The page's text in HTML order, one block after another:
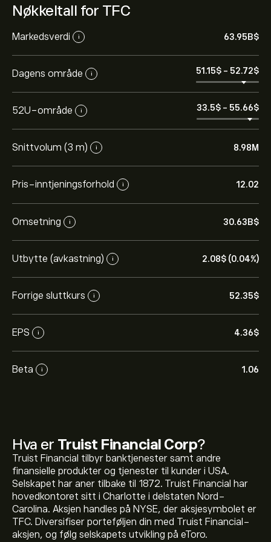
Nøkkeltall for TFC
Markedsverdi i 63.95B‎$‎
Dagens område i 51.15‎$‎ - 52.72‎$‎
52U-område i 33.5‎$‎ - 55.66‎$‎
Snittvolum (3 m) i 8.98M
Pris-inntjeningsforhold i 12.02
Omsetning i 30.63B‎$‎
Utbytte (avkastning) i 2.08‎$‎ (0.04%)
Forrige sluttkurs i 52.35‎$‎
EPS i 4.36‎$‎
Beta i 1.06
Hva er Truist Financial Corp?
Truist Financial tilbyr banktjenester samt andre
finansielle produkter og tjenester til kunder i USA.
Selskapet har aner tilbake til 1872. Truist Financial har
hovedkontoret sitt i Charlotte i delstaten Nord-
Carolina. Aksjen handles på NYSE, der aksjesymbolet er
TFC. Diversifiser porteføljen din med Truist Financial-
aksjen, og følg selskapets utvikling på eToro.
Den nåværende prisen på TFC er 52.35‎$‎.